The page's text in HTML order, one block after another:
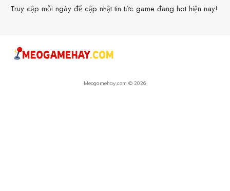
Truy cập mỗi ngày để cập nhật tin tức game đang hot hiện nay!
Meogamehay.com © 2026